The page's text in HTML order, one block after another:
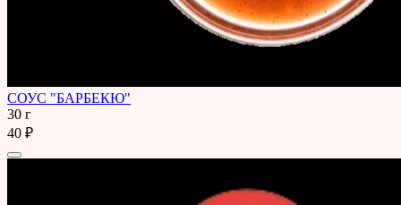
СОУС "БАРБЕКЮ"
30 г
40 ₽